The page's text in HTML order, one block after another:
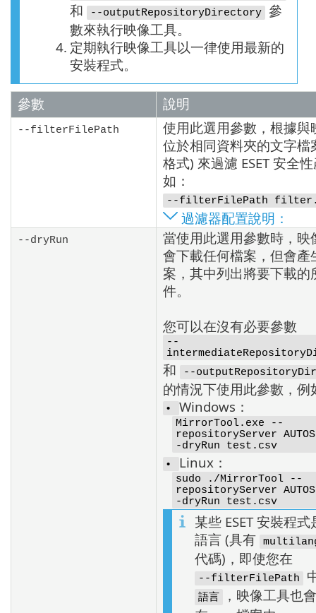
和 --outputRepositoryDirectory
參
數來執行映像工具。
4. 定期執行映像工具以一律使用最新的
安裝程式。
參數 說明
--filterFilePath
使用此選用參數，根據與
位於相同資料夾的文字檔
格式) 來過濾 ESET 安全
如：
--filterFilePath
過濾器配置說明：
--dryRun
當使用此選用參數時，映
會下載任何檔案，但會
案，其中列出將要下載的
件。
您可以在沒有必要參數
--
和 --
的情況下使用此參數，例
• Windows：
MirrorTool.exe --
repositoryServer
-dryRun test.csv
•
Linux：
sudo ./MirrorTool --
repositoryServer
-dryRun test.csv
某些 ESET 安裝程
語言 (具有
代碼)，即使您在
--filterFilePath
語言
，映像工具也